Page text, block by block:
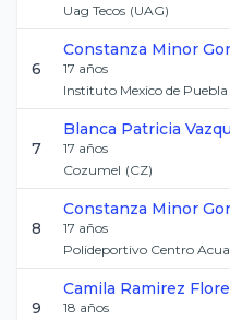
Uag Tecos (UAG)
6
Constanza Minor
17 años
Instituto Mexico de Puebla
7
Blanca Patricia
17 años
Cozumel (CZ)
8
Constanza Minor
17 años
Polideportivo Centro
9
Camila Ramirez
18 años